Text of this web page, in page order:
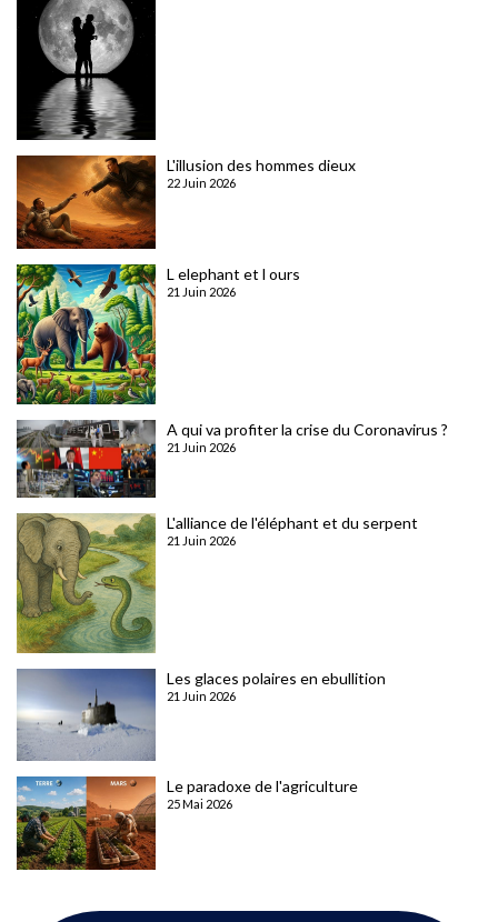
L'illusion des hommes dieux
22 Juin 2026
L elephant et l ours
21 Juin 2026
A qui va profiter la crise du Coronavirus ?
21 Juin 2026
L'alliance de l'éléphant et du serpent
21 Juin 2026
Les glaces polaires en ebullition
21 Juin 2026
Le paradoxe de l'agriculture
25 Mai 2026